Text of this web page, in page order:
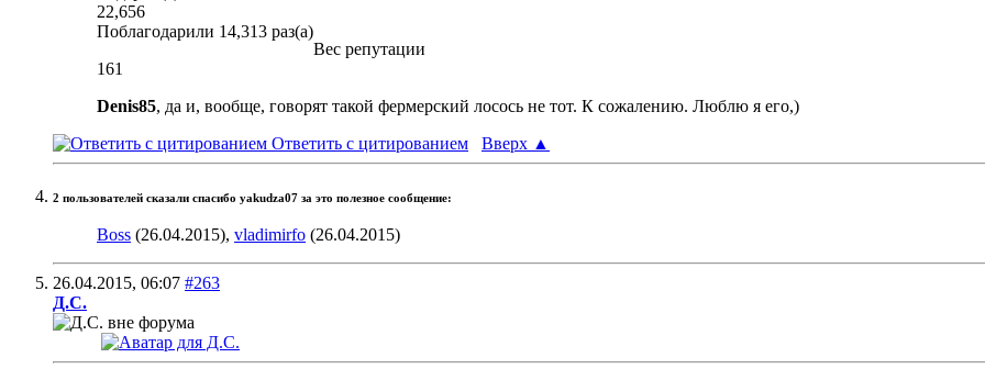
22,656
Поблагодарили 14,313 раз(а)
Вес репутации
161
Denis85, да и, вообще, говорят такой фермерский лосось не тот. К сожалению. Люблю я его,)
Ответить с цитированием
Вверх ▲
2 пользователей сказали cпасибо yakudza07 за это полезное сообщение:
Boss (26.04.2015), vladimirfo (26.04.2015)
26.04.2015, 06:07 #263
Д.С.